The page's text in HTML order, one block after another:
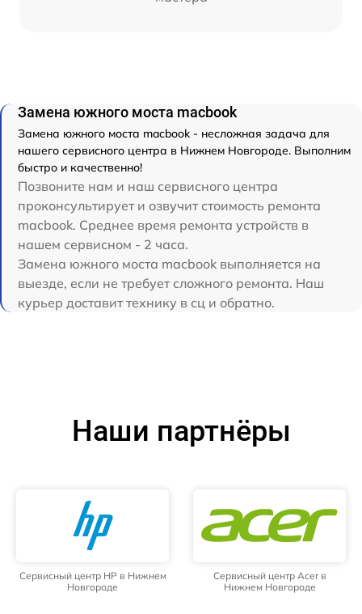
Замена южного моста macbook
Замена южного моста macbook - несложная задача для
нашего сервисного центра в Нижнем Новгороде. Выполним
быстро и качественно!
Позвоните нам и наш сервисного центра
проконсультирует и озвучит стоимость ремонта
macbook. Среднее время ремонта устройств в
нашем сервисном - 2 часа.
Замена южного моста macbook выполняется на
выезде, если не требует сложного ремонта. Наш
курьер доставит технику в сц и обратно.
Наши партнёры
Сервисный центр HP в Нижнем
Новгороде
Сервисный центр Acer в
Нижнем Новгороде